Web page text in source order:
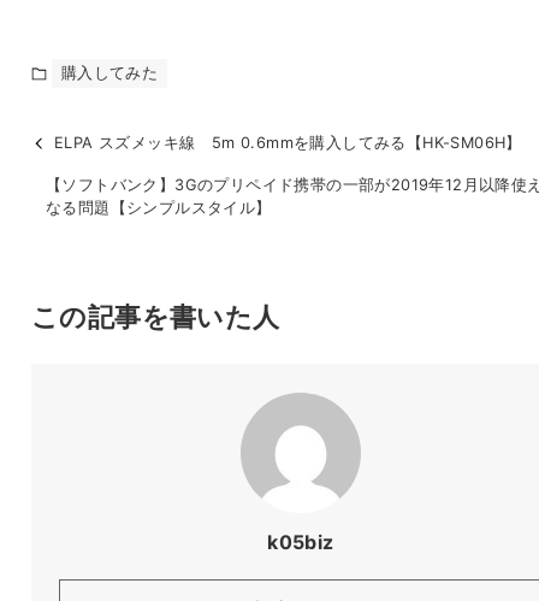
購入してみた
ELPA スズメッキ線 5m 0.6mmを購入してみる【HK-SM06H】
【ソフトバンク】3Gのプリペイド携帯の一部が2019年12月以降使
なる問題【シンプルスタイル】
この記事を書いた人
k05biz